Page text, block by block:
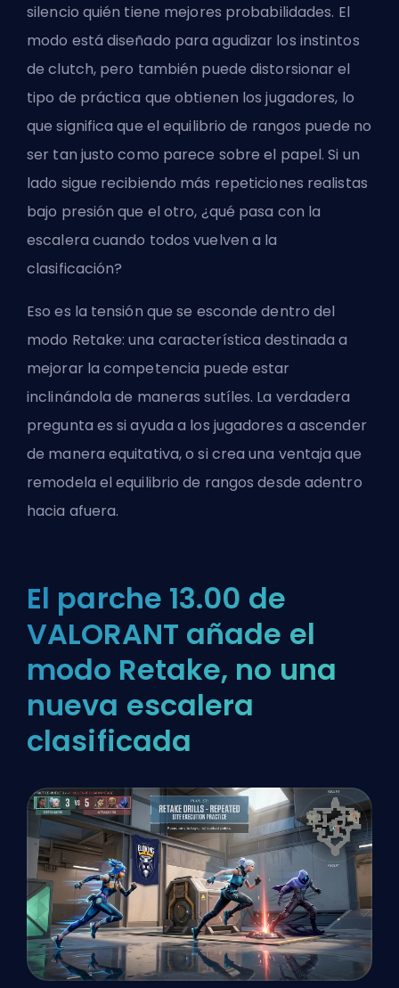
silencio quién tiene mejores probabilidades. El
modo está diseñado para agudizar los instintos
de clutch, pero también puede distorsionar el
tipo de práctica que obtienen los jugadores, lo
que significa que el equilibrio de rangos puede no
ser tan justo como parece sobre el papel. Si un
lado sigue recibiendo más repeticiones realistas
bajo presión que el otro, ¿qué pasa con la
escalera cuando todos vuelven a la
clasificación?
Eso es la tensión que se esconde dentro del
modo Retake: una característica destinada a
mejorar la competencia puede estar
inclinándola de maneras sutíles. La verdadera
pregunta es si ayuda a los jugadores a ascender
de manera equitativa, o si crea una ventaja que
remodela el equilibrio de rangos desde adentro
hacia afuera.
El parche 13.00 de
VALORANT añade el
modo Retake, no una
nueva escalera
clasificada